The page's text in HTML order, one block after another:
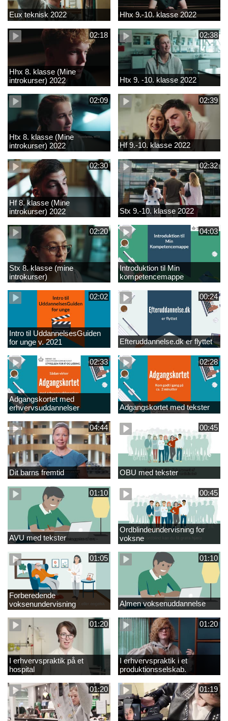
Eux teknisk 2022 Hhx 9.-10. klasse 2022
02:18
Hhx 8. klasse (Mine
introkurser) 2022
02:38
Htx 9. -10. klasse 2022
02:09
Htx 8. klasse (Mine
introkurser) 2022
02:39
Hf 9.-10. klasse 2022
02:30
Hf 8. klasse (Mine
introkurser) 2022
02:32
Stx 9.-10. klasse 2022
02:20
Stx 8. klasse (mine
introkurser)
04:03
Introduktion til Min
kompetencemappe
02:02
Intro til UddannelsesGuiden
for unge v. 2021
00:24
Efteruddannelse.dk er flyttet
02:33
Adgangskortet med
erhvervsuddannelser
02:28
Adgangskortet med tekster
04:44
Dit barns fremtid
00:45
OBU med tekster
01:10
AVU med tekster
00:45
Ordblindeundervisning for
voksne
01:05
Forberedende
voksenundervisning
01:10
Almen voksenuddannelse
01:20
I erhvervspraktik på et
hospital
01:20
I erhvervspraktik i et
produktionsselskab.
01:20 01:19